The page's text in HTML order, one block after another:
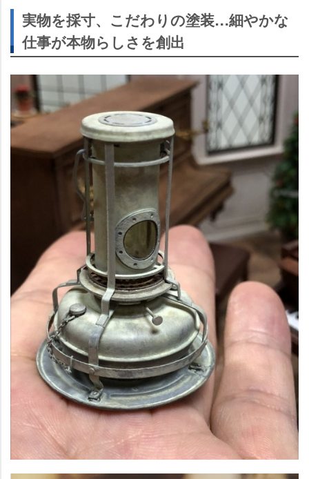
実物を採寸、こだわりの塗装…細やかな
仕事が本物らしさを創出